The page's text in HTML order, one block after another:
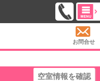
お問合せ
空室情報を確認